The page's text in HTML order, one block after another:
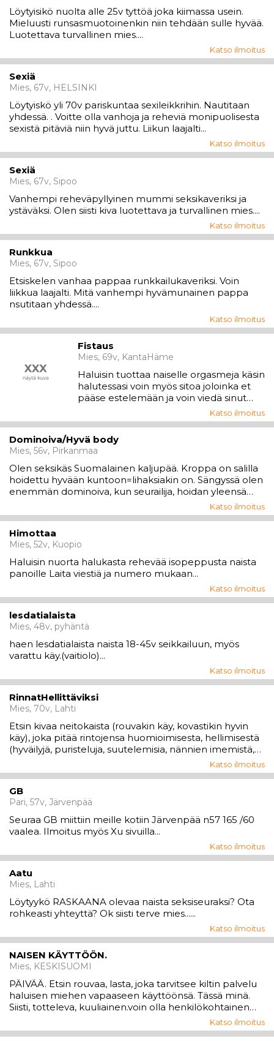
Ikähaarukaksi iällesi vois...
Löytyisikö nuolta alle 25v tyttöä joka kiimassa usein.
Mieluusti runsasmuotoinenkin niin tehdään sulle hyvää.
Luotettava turvallinen mies....
Katso ilmoitus
Sexiä
Mies, 67v, HELSINKI
Löytyiskö yli 70v pariskuntaa sexileikkrihin. Nautitaan
yhdessä. . Voitte olla vanhoja ja reheviä monipuolisesta
sexistä pitäviä niin hyvä juttu. Liikun laajalti...
Katso ilmoitus
Sexiä
Mies, 67v, Sipoo
Vanhempi reheväpyllyinen mummi seksikaveriksi ja
ystäväksi. Olen siisti kiva luotettava ja turvallinen mies....
Katso ilmoitus
Runkkua
Mies, 67v, Sipoo
Etsiskelen vanhaa pappaa runkkailukaveriksi. Voin
liikkua laajalti. Mitä vanhempi hyvämunainen pappa
nsutitaan yhdessä....
Katso ilmoitus
Fistaus
Mies, 69v, KantaHäme
Haluisin tuottaa naiselle orgasmeja käsin
halutessasi voin myös sitoa joloinka et
pääse estelemään ja voin viedä sinut
räjähtävien orgasmien äärirajoille. Olen
siisti normi vartalo 178/80 4/17 savuton en
minun luona Laita numero tai s.posti
varma vastau...
Katso ilmoitus
Dominoiva/Hyvä body
Mies, 56v, Pirkanmaa
Olen seksikäs Suomalainen kaljupää. Kroppa on salilla
hoidettu hyvään kuntoon=lihaksiakin on. Sängyssä olen
enemmän dominoiva, kun seurailija, hoidan yleensä
kaiken nuolemisesta alkaen loppuun asti. Olen siisti,
savuton ja luotettava. Huumorintajua löytyy. Mitat
Katso ilmoitus
Himottaa
Mies, 52v, Kuopio
Haluisin nuorta halukasta rehevää isopeppusta naista
panoille Laita viestiä ja numero mukaan...
Katso ilmoitus
lesdatialaista
Mies, 48v, pyhäntä
haen lesdatialaista naista 18-45v seikkailuun, myös
varattu käy.(vaitiolo)...
Katso ilmoitus
RinnatHellittäviksi
Mies, 70v, Lahti
Etsin kivaa neitokaista (rouvakin käy, kovastikin hyvin
käy), joka pitää rintojensa huomioimisesta, hellimisestä
(hyväilyjä, puristeluja, suutelemisia, nännien imemistä,
nipistelyjä jne.). Pidät tuollaisesta, kaipaat tuollaista,
mutta… et sellaista saa, et ainakaan riittävästi. Laitathan
Katso ilmoitus
GB
Pari, 57v, Järvenpää
Seuraa GB miittiin meille kotiin Järvenpää n57 165 /60
vaalea. Ilmoitus myös Xu sivuilla...
Katso ilmoitus
Aatu
Mies, Lahti
Löytyykö RASKAANA olevaa naista seksiseuraksi? Ota
rohkeasti yhteyttä? Ok siisti terve mies......
Katso ilmoitus
NAISEN KÄYTTÖÖN.
Mies, KESKISUOMI
PÄIVÄÄ. Etsin rouvaa, lasta, joka tarvitsee kiltin palvelu
haluisen miehen vapaaseen käyttöönsä. Tässä minä.
Siisti, totteleva, kuuliainen.voin olla henkilökohtainen
palvelija/asianhoitaja.teen:sisäkön, töitä, myös ulko töitä
monenlaisia. Sopisin erinomaisesti jollekkin kartanon
Katso ilmoitus